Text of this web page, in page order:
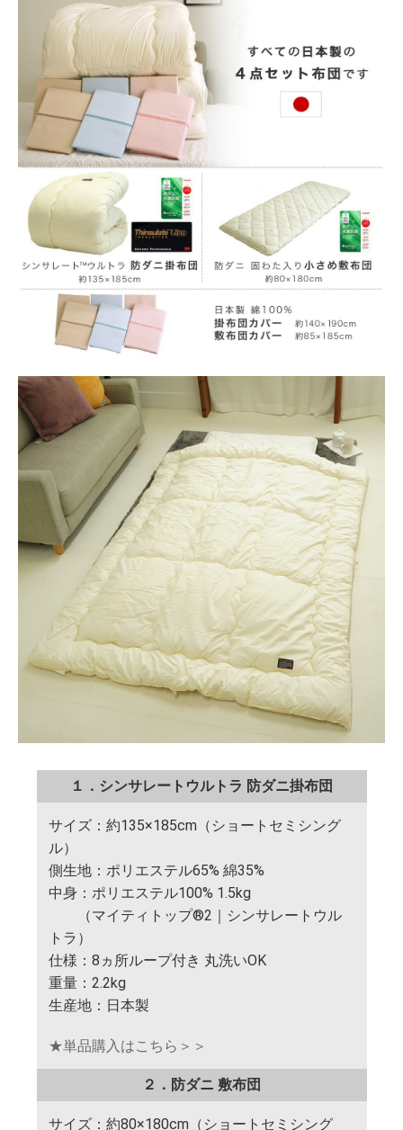
１．シンサレートウルトラ 防ダニ掛布団
サイズ：約135×185cm（ショートセミシング
ル）
側生地：ポリエステル65% 綿35%
中身：ポリエステル100% 1.5kg
（マイティトップ®2｜シンサレートウル
トラ）
仕様：8ヵ所ループ付き 丸洗いOK
重量：2.2kg
生産地：日本製
★単品購入はこちら＞＞
２．防ダニ 敷布団
サイズ：約80×180cm（ショートセミシング